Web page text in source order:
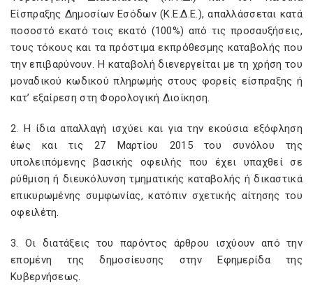
Είσπραξης Δημοσίων Εσόδων (Κ.Ε.Δ.Ε.), απαλλάσσεται κατά
ποσοστό εκατό τοις εκατό (100%) από τις προσαυξήσεις,
τους τόκους και τα πρόστιμα εκπρόθεσμης καταβολής που
την επιβαρύνουν. Η καταβολή διενεργείται με τη χρήση του
μοναδικού κωδικού πληρωμής στους φορείς είσπραξης ή
κατ’ εξαίρεση στη Φορολογική Διοίκηση.
2. Η ίδια απαλλαγή ισχύει και για την εκούσια εξόφληση
έως και τις 27 Μαρτίου 2015 του συνόλου της
υπολειπόμενης βασικής οφειλής που έχει υπαχθεί σε
ρύθμιση ή διευκόλυνση τμηματικής καταβολής ή δικαστικά
επικυρωμένης συμφωνίας, κατόπιν σχετικής αίτησης του
οφειλέτη.
3. Οι διατάξεις του παρόντος άρθρου ισχύουν από την
επομένη της δημοσίευσης στην Εφημερίδα της
Κυβερνήσεως.